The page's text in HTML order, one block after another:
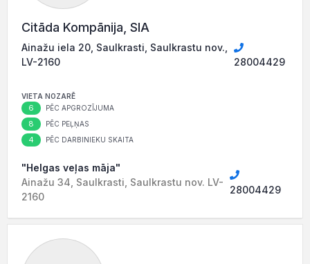
Citāda Kompānija, SIA
Ainažu iela 20, Saulkrasti, Saulkrastu nov.,
LV-2160
28004429
VIETA NOZARĒ
6 PĒC APGROZĪJUMA
8 PĒC PEĻŅAS
4 PĒC DARBINIEKU SKAITA
"Helgas veļas māja"
Ainažu 34, Saulkrasti, Saulkrastu nov. LV-
2160
28004429